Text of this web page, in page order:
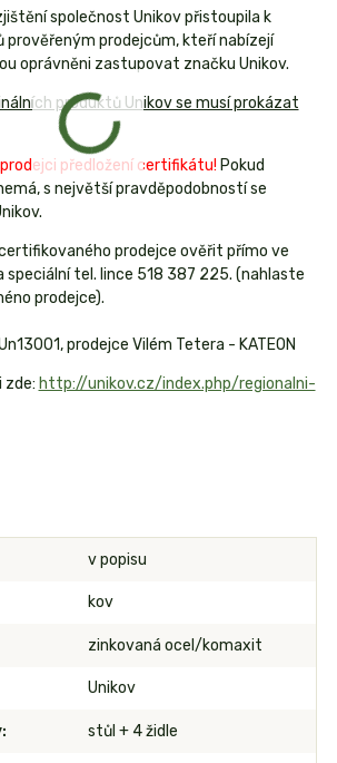
společnost Unikov přistoupila k
prodejcům, kteří nabízejí
oprávněni zastupovat značku Unikov.
produktů Unikov se musí prokázat
předložení certifikátu! Pokud
s největší pravděpodobností se
prodejce ověřit přímo ve
speciální tel. lince 518 387 225. (nahlaste
prodejce).
prodejce Vilém Tetera - KATEON
zde: http://unikov.cz/index.php/regionalni-
v popisu
kov
zinkovaná ocel/komaxit
Unikov
stůl + 4 židle